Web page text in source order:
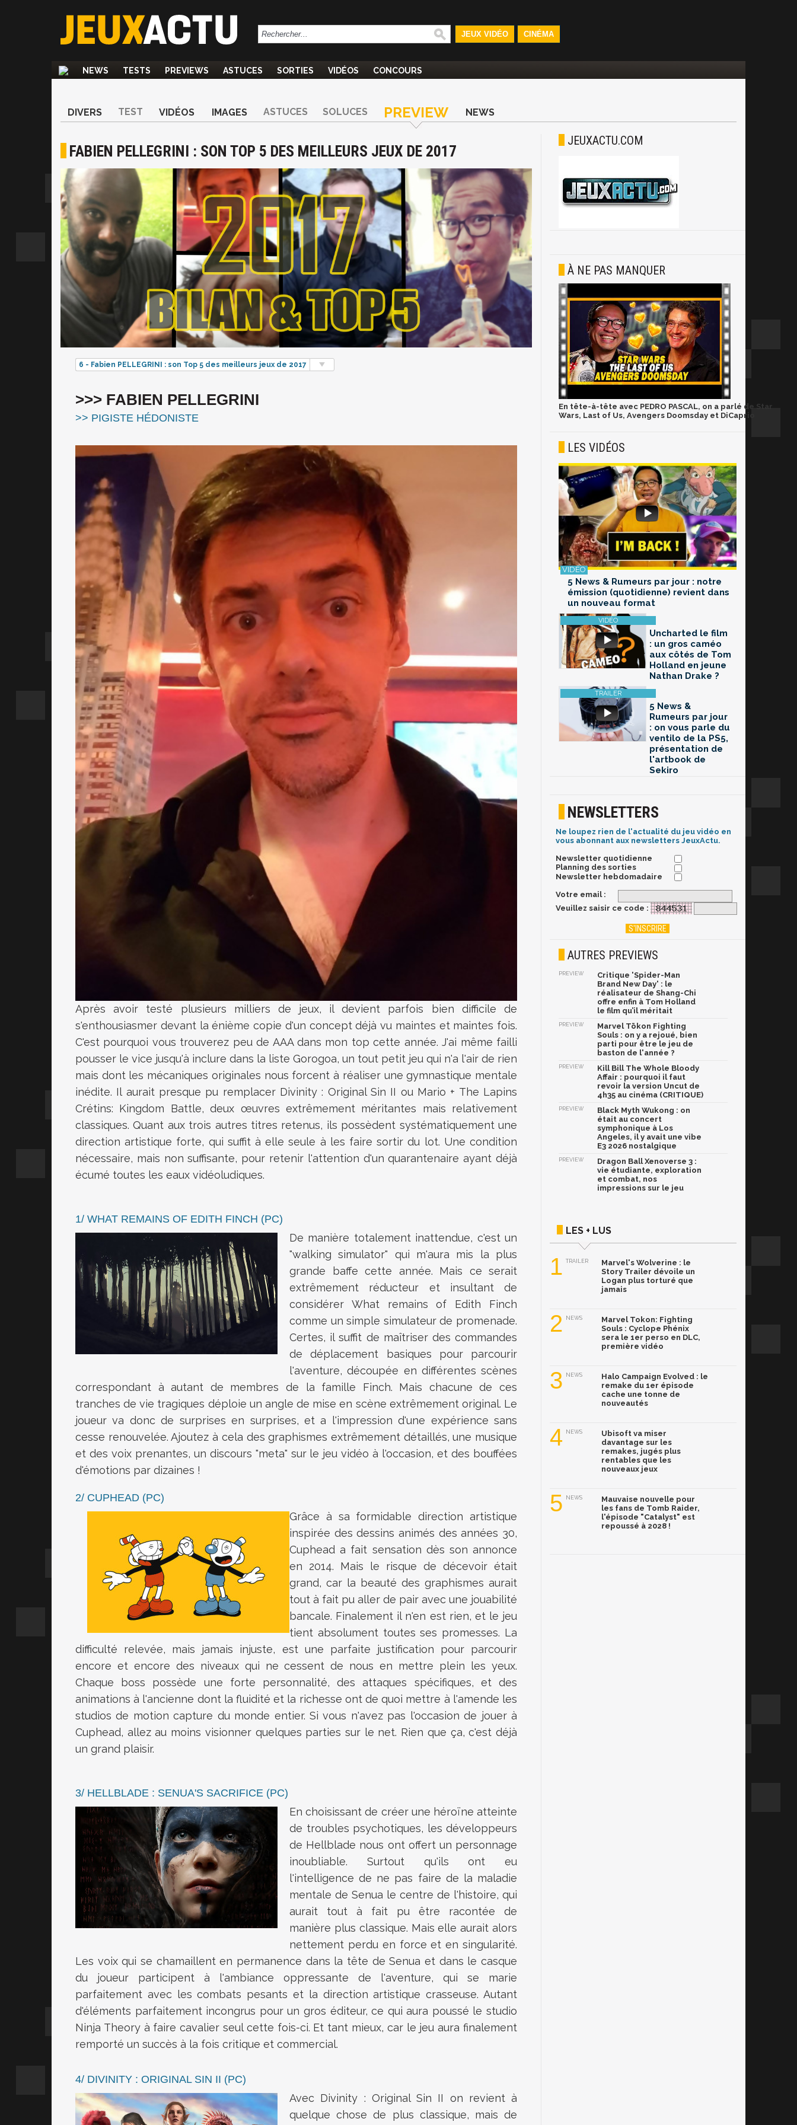
JEUX VIDÉO CINÉMA
NEWS TESTS PREVIEWS ASTUCES SORTIES VIDÉOS CONCOURS
DIVERS TEST VIDÉOS IMAGES ASTUCES SOLUCES PREVIEW NEWS
FABIEN PELLEGRINI : SON TOP 5 DES MEILLEURS JEUX DE 2017
6 - Fabien PELLEGRINI : son Top 5 des meilleurs jeux de 2017
>>> FABIEN PELLEGRINI
>> PIGISTE HÉDONISTE
Après avoir testé plusieurs milliers de jeux, il devient parfois bien difficile de
s'enthousiasmer devant la énième copie d'un concept déjà vu maintes et maintes fois.
C'est pourquoi vous trouverez peu de AAA dans mon top cette année. J'ai même failli
pousser le vice jusqu'à inclure dans la liste Gorogoa, un tout petit jeu qui n'a l'air de rien
mais dont les mécaniques originales nous forcent à réaliser une gymnastique mentale
inédite. Il aurait presque pu remplacer Divinity : Original Sin II ou Mario + The Lapins
Crétins: Kingdom Battle, deux œuvres extrêmement méritantes mais relativement
classiques. Quant aux trois autres titres retenus, ils possèdent systématiquement une
direction artistique forte, qui suffit à elle seule à les faire sortir du lot. Une condition
nécessaire, mais non suffisante, pour retenir l'attention d'un quarantenaire ayant déjà
écumé toutes les eaux vidéoludiques.
1/ WHAT REMAINS OF EDITH FINCH (PC)
De manière totalement inattendue, c'est un
"walking simulator" qui m'aura mis la plus
grande baffe cette année. Mais ce serait
extrêmement réducteur et insultant de
considérer What remains of Edith Finch
comme un simple simulateur de promenade.
Certes, il suffit de maîtriser des commandes
de déplacement basiques pour parcourir
l'aventure, découpée en différentes scènes
correspondant à autant de membres de la famille Finch. Mais chacune de ces
tranches de vie tragiques déploie un angle de mise en scène extrêmement original. Le
joueur va donc de surprises en surprises, et a l'impression d'une expérience sans
cesse renouvelée. Ajoutez à cela des graphismes extrêmement détaillés, une musique
et des voix prenantes, un discours "meta" sur le jeu vidéo à l'occasion, et des bouffées
d'émotions par dizaines !
2/ CUPHEAD (PC)
Grâce à sa formidable direction artistique
inspirée des dessins animés des années 30,
Cuphead a fait sensation dès son annonce
en 2014. Mais le risque de décevoir était
grand, car la beauté des graphismes aurait
tout à fait pu aller de pair avec une jouabilité
bancale. Finalement il n'en est rien, et le jeu
tient absolument toutes ses promesses. La
difficulté relevée, mais jamais injuste, est une parfaite justification pour parcourir
encore et encore des niveaux qui ne cessent de nous en mettre plein les yeux.
Chaque boss possède une forte personnalité, des attaques spécifiques, et des
animations à l'ancienne dont la fluidité et la richesse ont de quoi mettre à l'amende les
studios de motion capture du monde entier. Si vous n'avez pas l'occasion de jouer à
Cuphead, allez au moins visionner quelques parties sur le net. Rien que ça, c'est déjà
un grand plaisir.
3/ HELLBLADE : SENUA'S SACRIFICE (PC)
En choisissant de créer une héroïne atteinte
de troubles psychotiques, les développeurs
de Hellblade nous ont offert un personnage
inoubliable. Surtout qu'ils ont eu
l'intelligence de ne pas faire de la maladie
mentale de Senua le centre de l'histoire, qui
aurait tout à fait pu être racontée de
manière plus classique. Mais elle aurait alors
nettement perdu en force et en singularité.
Les voix qui se chamaillent en permanence dans la tête de Senua et dans le casque
du joueur participent à l'ambiance oppressante de l'aventure, qui se marie
parfaitement avec les combats pesants et la direction artistique crasseuse. Autant
d'éléments parfaitement incongrus pour un gros éditeur, ce qui aura poussé le studio
Ninja Theory à faire cavalier seul cette fois-ci. Et tant mieux, car le jeu aura finalement
remporté un succès à la fois critique et commercial.
4/ DIVINITY : ORIGINAL SIN II (PC)
Avec Divinity : Original Sin II on revient à
quelque chose de plus classique, mais de
JEUXACTU.COM
À NE PAS MANQUER
En tête-à-tête avec PEDRO PASCAL, on a parlé de Star
Wars, Last of Us, Avengers Doomsday et DiCaprio
LES VIDÉOS
5 News & Rumeurs par jour : notre
émission (quotidienne) revient dans
un nouveau format
Uncharted le film
: un gros caméo
aux côtés de Tom
Holland en jeune
Nathan Drake ?
5 News &
Rumeurs par jour
: on vous parle du
ventilo de la PS5,
présentation de
l'artbook de
Sekiro
NEWSLETTERS
Ne loupez rien de l'actualité du jeu vidéo en
vous abonnant aux newsletters JeuxActu.
Newsletter quotidienne
Planning des sorties
Newsletter hebdomadaire
Votre email :
Veuillez saisir ce code :
AUTRES PREVIEWS
PREVIEW
Critique 'Spider-Man
Brand New Day' : le
réalisateur de Shang-Chi
offre enfin à Tom Holland
le film qu’il méritait
PREVIEW
Marvel Tōkon Fighting
Souls : on y a rejoué, bien
parti pour être le jeu de
baston de l'année ?
PREVIEW
Kill Bill The Whole Bloody
Affair : pourquoi il faut
revoir la version Uncut de
4h35 au cinéma (CRITIQUE)
PREVIEW
Black Myth Wukong : on
était au concert
symphonique à Los
Angeles, il y avait une vibe
E3 2026 nostalgique
PREVIEW
Dragon Ball Xenoverse 3 :
vie étudiante, exploration
et combat, nos
impressions sur le jeu
LES + LUS
1 TRAILER
Marvel's Wolverine : le
Story Trailer dévoile un
Logan plus torturé que
jamais
2 NEWS
Marvel Tokon: Fighting
Souls : Cyclope Phénix
sera le 1er perso en DLC,
première vidéo
3 NEWS
Halo Campaign Evolved : le
remake du 1er épisode
cache une tonne de
nouveautés
4 NEWS
Ubisoft va miser
davantage sur les
remakes, jugés plus
rentables que les
nouveaux jeux
5 NEWS
Mauvaise nouvelle pour
les fans de Tomb Raider,
l'épisode "Catalyst" est
repoussé à 2028 !